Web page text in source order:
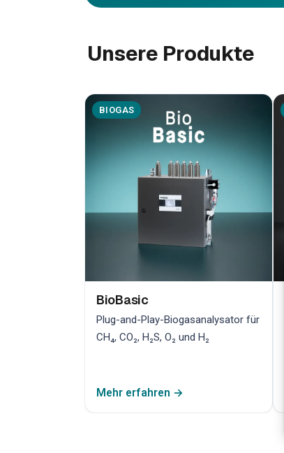
Unsere Produkte
BIOGAS
BioBasic
Plug-and-Play-Biogasanalysator für
CH₄, CO₂, H₂S, O₂ und H₂
Mehr erfahren →